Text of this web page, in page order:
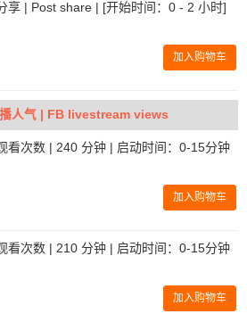
享 | Post share | [开始时间：0 - 2 小时]
加入购物车
人气 | FB livestream views
看次数 | 240 分钟 | 启动时间：0-15分钟
加入购物车
看次数 | 210 分钟 | 启动时间：0-15分钟
加入购物车